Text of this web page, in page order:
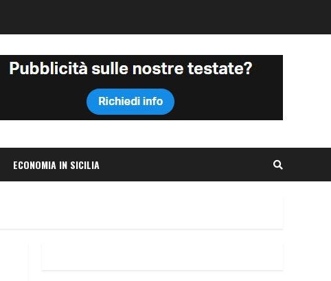
ECONOMIA IN SICILIA